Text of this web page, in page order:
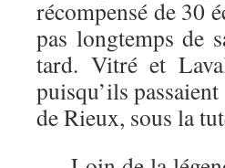
récompensé de 30
pas longtemps de
tard. Vitré et
puisqu’ils
de Rieux, sous la